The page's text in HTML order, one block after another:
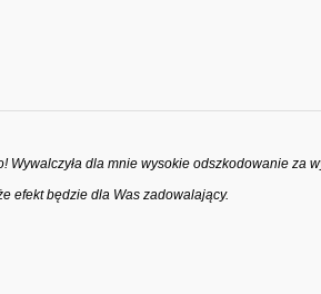
Wywalczyła dla mnie wysokie odszkodowanie za
efekt będzie dla Was zadowalający.